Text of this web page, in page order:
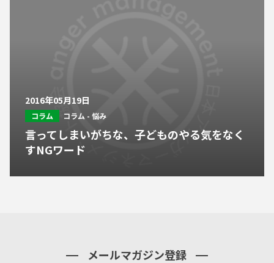
2016年05月19日
コラム コラム - 悩み
言ってしまいがちな、子どものやる気をなく
すNGワード
メールマガジン登録